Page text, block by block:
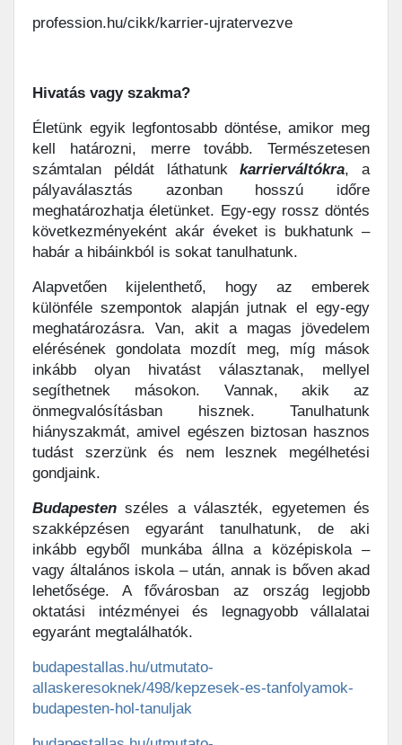
profession.hu/cikk/karrier-ujratervezve
Hivatás vagy szakma?
Életünk egyik legfontosabb döntése, amikor meg
kell határozni, merre tovább. Természetesen
számtalan példát láthatunkkarrierváltókra, a
pályaválasztás azonban hosszú időre
meghatározhatja életünket. Egy-egy rossz döntés
következményeként akár éveket is bukhatunk –
habár a hibáinkból is sokat tanulhatunk.
Alapvetően kijelenthető, hogy az emberek
különféle szempontok alapján jutnak el egy-egy
meghatározásra. Van, akit a magas jövedelem
elérésének gondolata mozdít meg, míg mások
inkább olyan hivatást választanak, mellyel
segíthetnek másokon. Vannak, akik az
önmegvalósításban hisznek. Tanulhatunk
hiányszakmát, amivel egészen biztosan hasznos
tudást szerzünk és nem lesznek megélhetési
gondjaink.
Budapesten széles a választék, egyetemen és
szakképzésen egyaránt tanulhatunk, de aki
inkább egyből munkába állna a középiskola –
vagy általános iskola – után, annak is bőven akad
lehetősége. A fővárosban az ország legjobb
oktatási intézményei és legnagyobb vállalatai
egyaránt megtalálhatók.
budapestallas.hu/utmutato-
allaskeresoknek/498/kepzesek-es-tanfolyamok-
budapesten-hol-tanuljak